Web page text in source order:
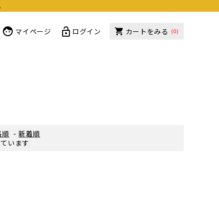
マイページ ログイン カートをみる (0)
順 - 新着順
います